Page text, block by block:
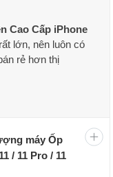
Cao Cấp iPhone
lớn, nên luôn có
rẻ hơn thị
máy Ốp
/ 11 Pro / 11